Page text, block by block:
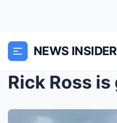
NEWS INSIDER